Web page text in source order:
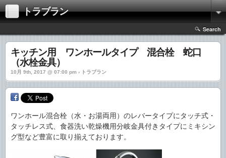
トラブラン
Search
キッチン用 ワンホールタイプ 混合栓 蛇口
（水栓金具）
10月 9th, 2017 @ 07:00 pm › トラブラン
ワンホール混合栓（水・お湯両用）のレバータイプにタッチ式・
タッチレス式、食器洗い乾燥機用分岐金具付きタイプにミキシン
グ型など豊富に取り揃えております。